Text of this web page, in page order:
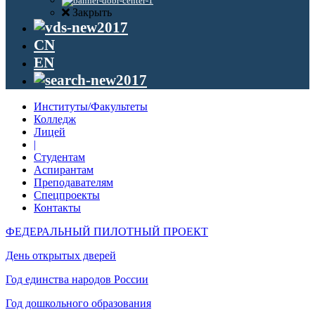
Закрыть
CN
EN
Институты/Факультеты
Колледж
Лицей
|
Студентам
Аспирантам
Преподавателям
Спецпроекты
Контакты
ФЕДЕРАЛЬНЫЙ ПИЛОТНЫЙ ПРОЕКТ
День открытых дверей
Год единства народов России
Год дошкольного образования